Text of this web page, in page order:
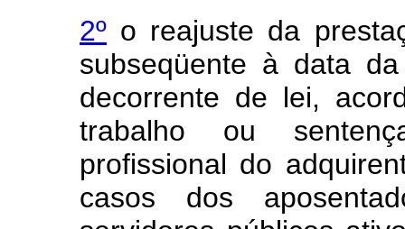
2º o reajuste da
subseqüente à data
decorrente de lei,
trabalho ou
profissional do
casos dos